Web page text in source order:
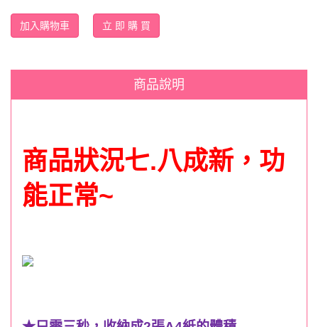
商品說明
商品狀況七.八成新，功
能正常~